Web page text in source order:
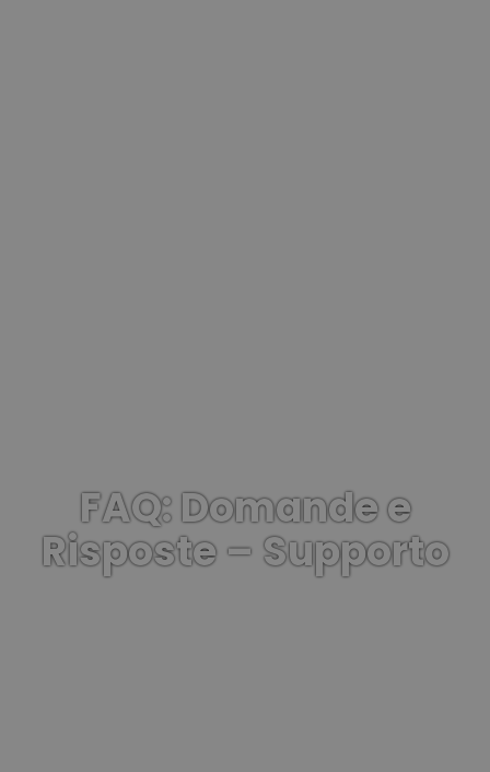
FAQ: Domande e
Risposte – Supporto